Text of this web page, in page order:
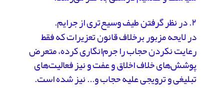
۲. در نظر گرفتن طیف وسیع‌تری از جرایم.
در لایحه مزبور برخلاف قانون تعزیرات که فقط
رعایت نکردن حجاب را جرم‌انگاری کرده، متعرض
پوشش‌های خلاف اخلاق و عفت و نیز فعالیت‌های
تبلیغی و ترویجی علیه حجاب و... نیز شده است.